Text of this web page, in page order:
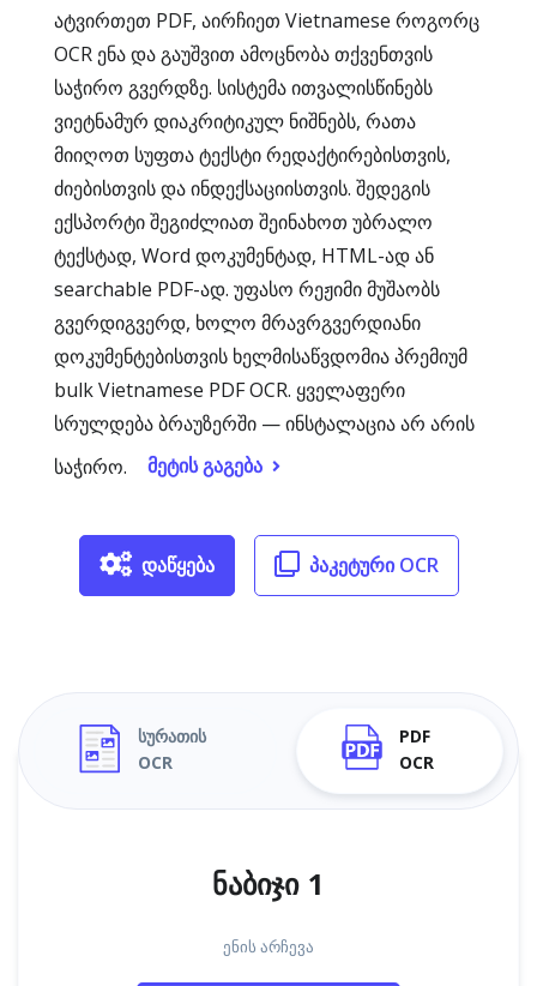
ატვირთეთ PDF, აირჩიეთ Vietnamese როგორც
OCR ენა და გაუშვით ამოცნობა თქვენთვის
საჭირო გვერდზე. სისტემა ითვალისწინებს
ვიეტნამურ დიაკრიტიკულ ნიშნებს, რათა
მიიღოთ სუფთა ტექსტი რედაქტირებისთვის,
ძიებისთვის და ინდექსაციისთვის. შედეგის
ექსპორტი შეგიძლიათ შეინახოთ უბრალო
ტექსტად, Word დოკუმენტად, HTML-ად ან
searchable PDF-ად. უფასო რეჟიმი მუშაობს
გვერდიგვერდ, ხოლო მრავრგვერდიანი
დოკუმენტებისთვის ხელმისაწვდომია პრემიუმ
bulk Vietnamese PDF OCR. ყველაფერი
სრულდება ბრაუზერში — ინსტალაცია არ არის
საჭირო.
მეტის გაგება
დაწყება პაკეტური OCR
სურათის
OCR
PDF
OCR
ნაბიჯი 1
ენის არჩევა